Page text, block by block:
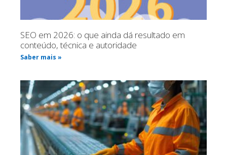
SEO em 2026: o que ainda dá resultado em
conteúdo, técnica e autoridade
Saber mais »